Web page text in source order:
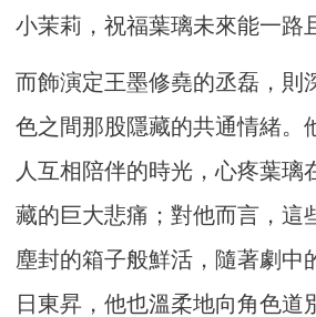
小茉莉，祝福葉璃未來能一路
而飾演定王墨修堯的丞磊，則
色之間那股隱藏的共通情緒。
人互相陪伴的時光，心疼葉璃
藏的巨大悲痛；對他而言，這
塵封的箱子般鮮活，隨著劇中
日東昇，他也溫柔地向角色道